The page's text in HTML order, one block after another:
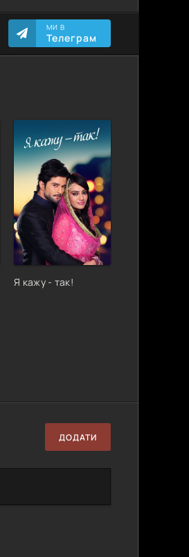
МИ В
Телеграм
Я кажу - так!
ДОДАТИ